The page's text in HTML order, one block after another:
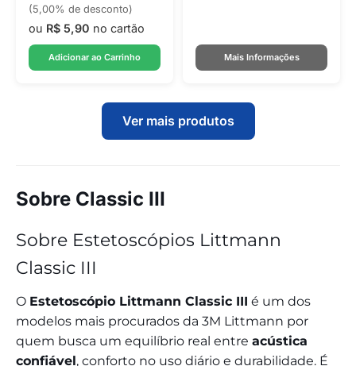
(5,00% de desconto)
ou R$ 5,90 no cartão
Adicionar ao Carrinho Mais Informações
Ver mais produtos
Sobre Classic III
Sobre Estetoscópios Littmann
Classic III
O Estetoscópio Littmann Classic III é um dos
modelos mais procurados da 3M Littmann por
quem busca um equilíbrio real entre acústica
confiável, conforto no uso diário e durabilidade. É